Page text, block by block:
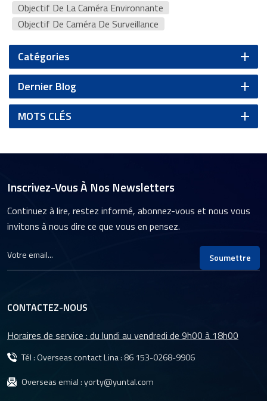
Objectif De La Caméra Environnante
Objectif De Caméra De Surveillance
Catégories
Dernier Blog
MOTS CLÉS
Inscrivez-Vous À Nos Newsletters
Continuez à lire, restez informé, abonnez-vous et nous vous
invitons à nous dire ce que vous en pensez.
Soumettre
CONTACTEZ-NOUS
Horaires de service : du lundi au vendredi de 9h00 à 18h00
Tél : Overseas contact Lina :86 153-0268-9906
Overseas emial :yorty@yuntal.com